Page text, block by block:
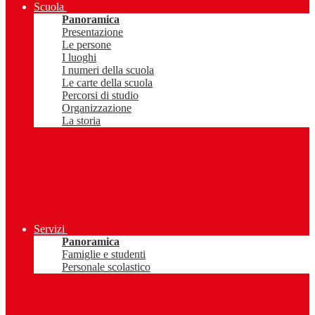
Scuola
Panoramica
Presentazione
Le persone
I luoghi
I numeri della scuola
Le carte della scuola
Percorsi di studio
Organizzazione
La storia
Servizi
Panoramica
Famiglie e studenti
Personale scolastico